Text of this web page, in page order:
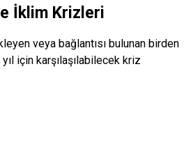
İklim Krizleri
veya bağlantısı bulunan birden
için karşılaşılabilecek kriz